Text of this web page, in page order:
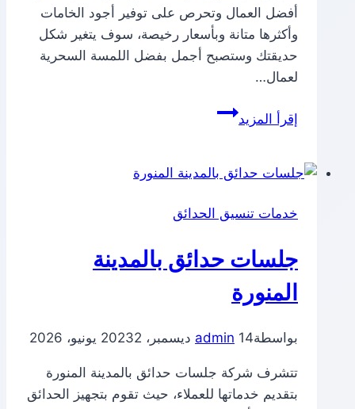
أفضل العمال وتحرص على توفير أجود الخامات
وأكثرها متانة وبأسعار رخيصة، سوف يتغير شكل
حديقتك وستصبح أجمل بفضل اللمسة السحرية
لعمال…
إقرأ المزيدجلسات
خدمات تنسيق الحدائق
جلسات حدائق بالمدينة
المنورة
بواسطة admin 14 ديسمبر، 2023 2 يونيو، 2026
تتشرف شركة جلسات حدائق بالمدينة المنورة
بتقديم خدماتها للعملاء، حيث تقوم بتجهيز الحدائق